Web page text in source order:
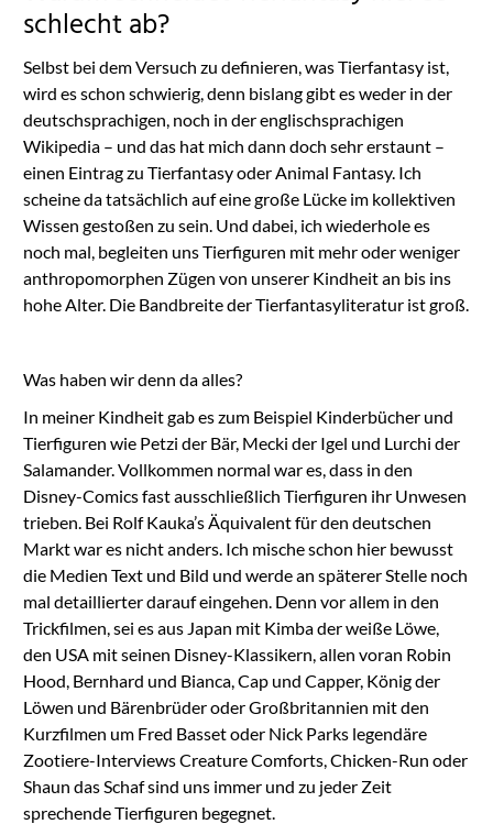
schlecht ab?
Selbst bei dem Versuch zu definieren, was Tierfantasy ist,
wird es schon schwierig, denn bislang gibt es weder in der
deutschsprachigen, noch in der englischsprachigen
Wikipedia – und das hat mich dann doch sehr erstaunt –
einen Eintrag zu Tierfantasy oder Animal Fantasy. Ich
scheine da tatsächlich auf eine große Lücke im kollektiven
Wissen gestoßen zu sein. Und dabei, ich wiederhole es
noch mal, begleiten uns Tierfiguren mit mehr oder weniger
anthropomorphen Zügen von unserer Kindheit an bis ins
hohe Alter. Die Bandbreite der Tierfantasyliteratur ist groß.
Was haben wir denn da alles?
In meiner Kindheit gab es zum Beispiel Kinderbücher und
Tierfiguren wie Petzi der Bär, Mecki der Igel und Lurchi der
Salamander. Vollkommen normal war es, dass in den
Disney-Comics fast ausschließlich Tierfiguren ihr Unwesen
trieben. Bei Rolf Kauka’s Äquivalent für den deutschen
Markt war es nicht anders. Ich mische schon hier bewusst
die Medien Text und Bild und werde an späterer Stelle noch
mal detaillierter darauf eingehen. Denn vor allem in den
Trickfilmen, sei es aus Japan mit Kimba der weiße Löwe,
den USA mit seinen Disney-Klassikern, allen voran Robin
Hood, Bernhard und Bianca, Cap und Capper, König der
Löwen und Bärenbrüder oder Großbritannien mit den
Kurzfilmen um Fred Basset oder Nick Parks legendäre
Zootiere-Interviews Creature Comforts, Chicken-Run oder
Shaun das Schaf sind uns immer und zu jeder Zeit
sprechende Tierfiguren begegnet.